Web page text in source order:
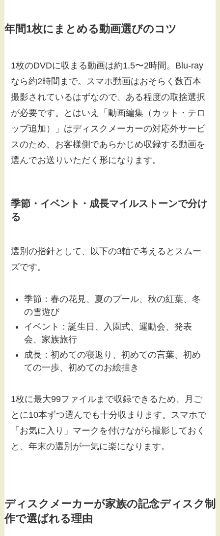
年間1枚にまとめる動画選びのコツ
1枚のDVDに収まる動画は約1.5〜2時間。Blu-ray
なら約2時間まで。スマホ動画はおそらく数百本
撮影されているはずなので、ある程度の取捨選択
が必要です。とはいえ「動画編集（カット・テロ
ップ追加）」はディスクメーカーの対応外サービ
スのため、お客様側であらかじめ収録する動画を
選んでお送りいただく形になります。
季節・イベント・成長マイルストーンで分け
る
選別の指針として、以下の3軸で考えるとスムー
ズです。
季節：春の花見、夏のプール、秋の紅葉、冬
の雪遊び
イベント：誕生日、入園式、運動会、発表
会、家族旅行
成長：初めての寝返り、初めての言葉、初め
ての一歩、初めてのお絵描き
1枚に最大99ファイルまで収録できるため、月ご
とに10本ずつ選んでも十分収まります。スマホで
「お気に入り」マークを付けながら撮影しておく
と、年末の選別が一気に楽になります。
ディスクメーカーが家族の記念ディスク制
作で選ばれる理由